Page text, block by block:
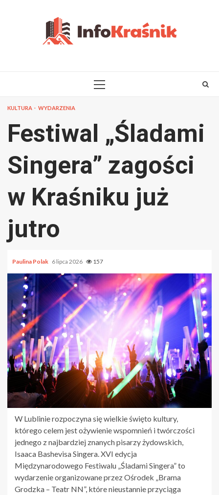
PRIMARY
KULTURA WYDARZENIA
Festiwal „Śladami
Singera” zagości
w Kraśniku już
jutro
Paulina Polak 6 lipca 2026 157
W Lublinie rozpoczyna się wielkie święto kultury,
którego celem jest ożywienie wspomnień i twórczości
jednego z najbardziej znanych pisarzy żydowskich,
Isaaca Bashevisa Singera. XVI edycja
Międzynarodowego Festiwalu „Śladami Singera” to
wydarzenie organizowane przez Ośrodek „Brama
Grodzka – Teatr NN”, które nieustannie przyciąga